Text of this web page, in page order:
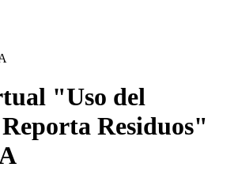
"Uso del
Residuos"